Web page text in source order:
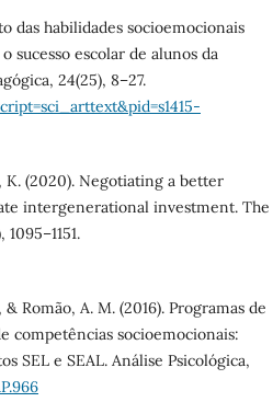
das habilidades socioemocionais
sucesso escolar de alunos da
24(25), 8–27.
K. (2020). Negotiating a better
intergenerational investment. The
Romão, A. M. (2016). Programas de
competências socioemocionais:
SEL e SEAL. Análise Psicológica,